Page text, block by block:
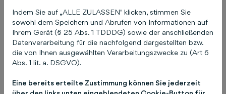
Fotos deiner Kund:innen
überprüfen
Deine Kund:innen haben nicht nur die
Möglichkeit, dich über dein Google-Profil zu
bewerten, sondern auch den Besuch bei dir mit
Indem Sie auf „ALLE ZULASSEN" klicken, stimmen Sie
sowohl dem Speichern und Abrufen von Informationen auf
Ihrem Gerät (§ 25 Abs. 1 TDDDG) sowie der anschließenden
Datenverarbeitung für die nachfolgend dargestellten bzw.
die von Ihnen ausgewählten Verarbeitungszwecke zu (Art 6
Abs. 1 lit. a. DSGVO).
Eine bereits erteilte Zustimmung können Sie jederzeit